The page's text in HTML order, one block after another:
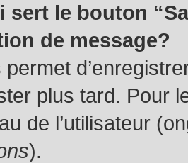
sert le bouton
de message?
permet
plus tard. Pour
de l’utilisateur
).